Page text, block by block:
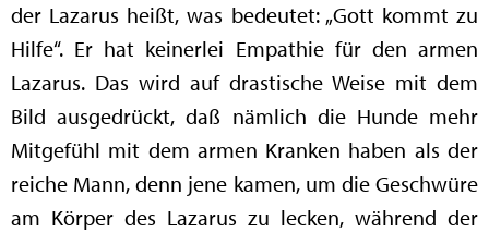
der Lazarus heißt, was bedeutet: „Gott kommt zu
Hilfe“. Er hat keinerlei Empathie für den armen
Lazarus. Das wird auf drastische Weise mit dem
Bild ausgedrückt, daß nämlich die Hunde mehr
Mitgefühl mit dem armen Kranken haben als der
reiche Mann, denn jene kamen, um die Geschwüre
am Körper des Lazarus zu lecken, während der